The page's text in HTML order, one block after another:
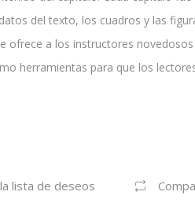
del texto, los cuadros y las
ofrece a los instructores
herramientas para que los
lista de deseos